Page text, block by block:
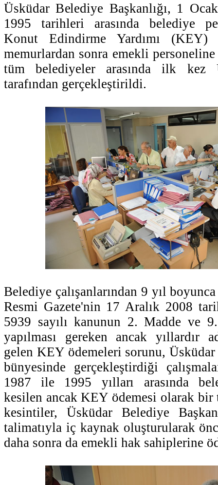
Üsküdar Belediye Başkanlığı, 1
1995 tarihleri arasında belediye
Konut Edindirme Yardımı (KEY)
memurlardan sonra emekli
tüm belediyeler arasında ilk kez
tarafından gerçekleştirildi.
Belediye çalışanlarından 9 yıl
Resmi Gazete'nin 17 Aralık 2008
5939 sayılı kanunun 2. Madde ve 9.
yapılması gereken ancak yıllardır
gelen KEY ödemeleri sorunu,
bünyesinde gerçekleştirdiği
1987 ile 1995 yılları arasında
kesilen ancak KEY ödemesi olarak bir
kesintiler, Üsküdar Belediye
talimatıyla iç kaynak oluşturularak
daha sonra da emekli hak sahiplerine